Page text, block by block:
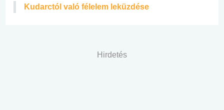
Kudarctól való félelem leküzdése
Hirdetés